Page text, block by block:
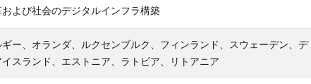
よび社会のデジタルインフラ構築
ー、オランダ、ルクセンブルク、フィンランド、スウェーデン、デ
スランド、エストニア、ラトビア、リトアニア